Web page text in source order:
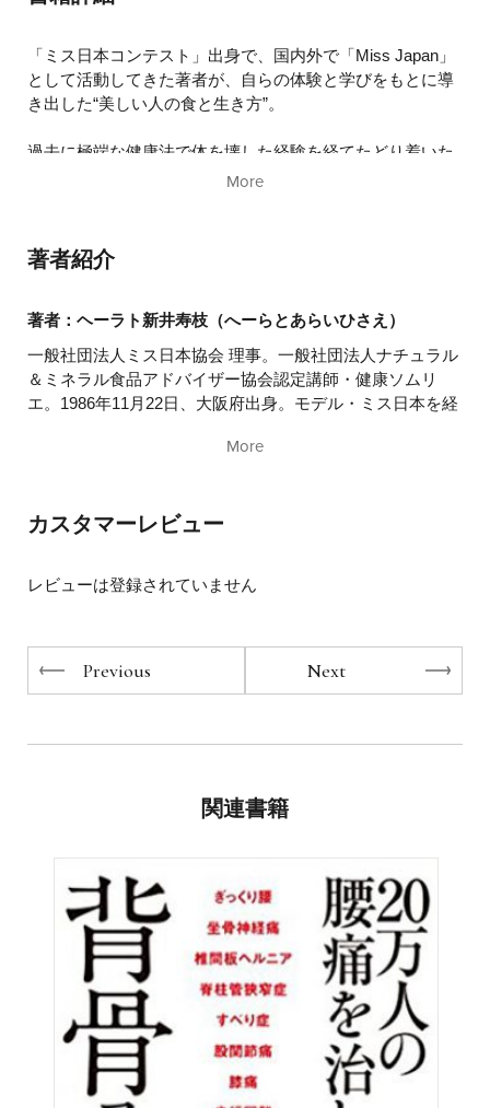
第7章
「ミス日本コンテスト」出身で、国内外で「Miss Japan」
として活動してきた著者が、自らの体験と学びをもとに導
き出した“美しい人の食と生き方”。
過去に極端な健康法で体を壊した経験を経てたどり着いた
のは、「足し算」ではなく「引き算」の健康美学。
用する食の知恵を紹介。
・腸内環境が整い、痩せやすい体に
・PMS、イライラの波が落ち着く
・肌のトーンアップetc…
「美しい人は何を食べるか」ではなく「美しい人は何を食
べないか」を徹底的に掘り下げ、健康で若々しく、凛とし
More
著者紹介
著者：ヘーラト新井寿枝（へーらとあらいひさえ）
一般社団法人ミス日本協会 理事。一般社団法人ナチュラル
＆ミネラル食品アドバイザー協会認定講師・健康ソムリ
エ。1986年11月22日、大阪府出身。モデル・ミス日本を経
に従事。現在はミス日本の後進育成や講演を行う。三姉妹
More
カスタマーレビュー
レビューは登録されていません
Previous Next
関連書籍